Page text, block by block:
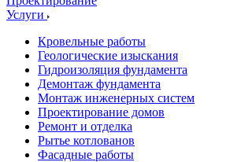
Услуги
Кровельные работы
Геологические изыскания
Гидроизоляция фундамента
Демонтаж фундамента
Монтаж инженерных систем
Проектирование домов
Ремонт и отделка
Рытье котлованов
Фасадные работы